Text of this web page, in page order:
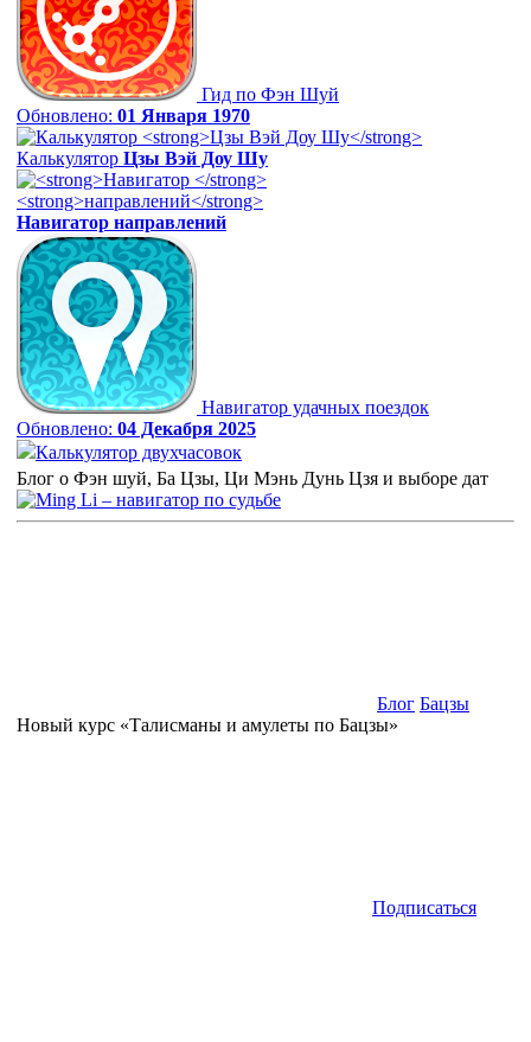
Гид по Фэн Шуй
Обновлено: 01 Января 1970
Калькулятор Цзы Вэй Доу Шу
Навигатор направлений
Навигатор удачных поездок
Обновлено: 04 Декабря 2025
Калькулятор двухчасовок
Блог о Фэн шуй, Ба Цзы, Ци Мэнь Дунь Цзя и выборе дат
Блог Бацзы
Новый курс «Талисманы и амулеты по Бацзы»
Подписаться